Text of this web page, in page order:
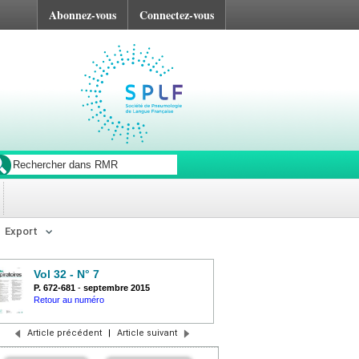
Abonnez-vous Connectez-vous
Export
Vol 32 - N° 7
P. 672-681 - septembre 2015
Retour au numéro
Article précédent | Article suivant